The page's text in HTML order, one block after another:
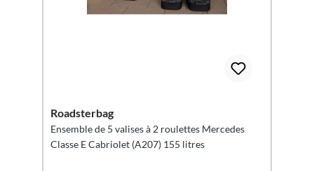
Roadsterbag
Ensemble de 5 valises à 2 roulettes Mercedes
Classe E Cabriolet (A207) 155 litres